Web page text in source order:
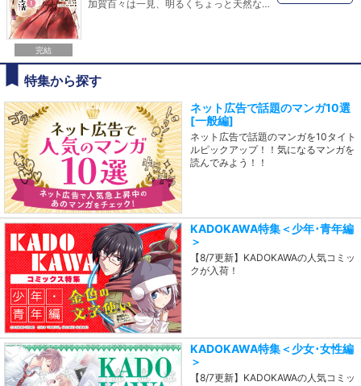
完結
加賀百々は一見、明るくちょっと天然な女子高生だが、実は人々と神を繋ぐ「在巫女」見習いだ。実家を出て神使・香佑焔と修行に励んでいる。ある日、百々は同級生から「後輩が廃屋に行ってからおかしくなった」と相談される。一瞬神の力を感じた百々は廃屋へと向かうが――。
特集から探す
ネット広告で話題のマンガ10選
[一般編]
ネット広告で話題のマンガを10タイト
ルピックアップ！！気になるマンガを
読んでみよう！！
KADOKAWA特集＜少年･青年編
＞
【8/7更新】KADOKAWAの人気コミッ
クが入荷！
KADOKAWA特集＜少女･女性編
＞
【8/7更新】KADOKAWAの人気コミッ